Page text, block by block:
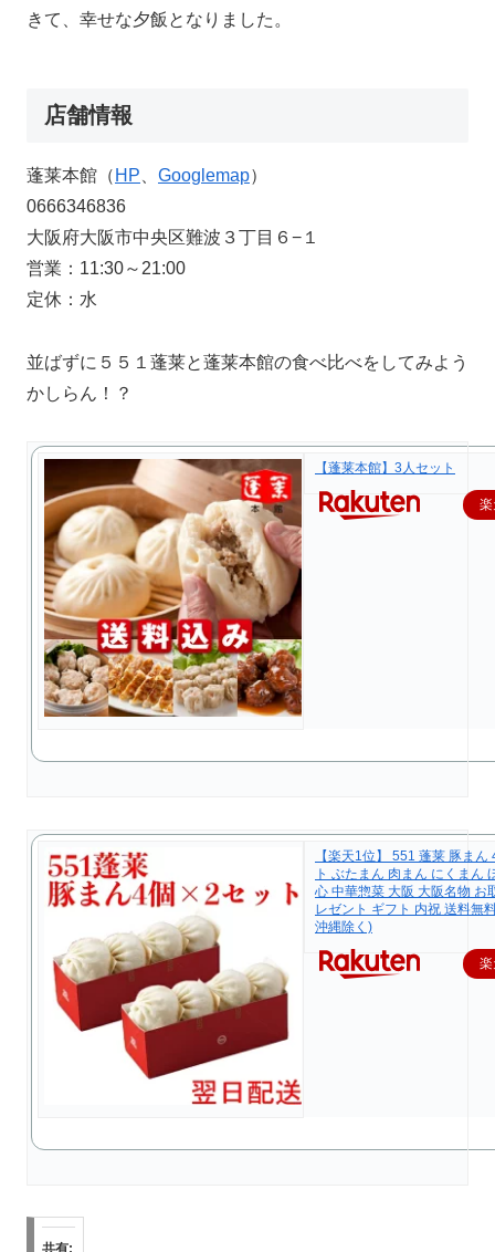
きて、幸せな夕飯となりました。
店舗情報
蓬莱本館（ HP Googlemap）
0666346836
大阪府大阪市中央区難波３丁目６−１
営業：11:30～21:00
定休：水
並ばずに５５１蓬莱と蓬莱本館の食べ比べをしてみよう
かしらん！？
【蓬莱本館】3人セット
【楽天1位】 551 蓬莱 豚まん
ト ぶたまん 肉まん にくまん
心 中華惣菜 大阪 大阪名物 お
レゼント ギフト 内祝 送料無
沖縄除く)
共有: